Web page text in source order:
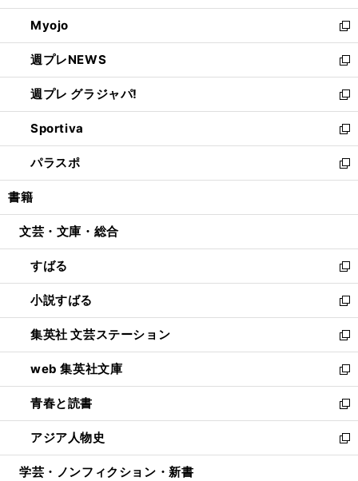
開
く
ウ
で
開
く
ン
ド
ウ
で
開
く
ウ
ィ
ン
ド
ウ
で
開
く
Myojo
新
し
い
ウ
ィ
ン
ド
ウ
で
開
週プレNEWS
新
し
い
ウ
ィ
ン
ド
ウ
開
週プレ グラジャパ!
新
し
い
ウ
ィ
ン
ウ
開
く
Sportiva
新
し
い
ウ
ン
ウ
で
開
く
パラスポ
新
し
ウ
ン
ド
ウ
で
開
く
書籍
文芸・文庫・総合
すばる
新
し
い
ウ
ィ
ン
ド
ウ
で
開
く
小説すばる
新
し
い
ウ
ィ
ン
ド
ウ
で
開
集英社 文芸ステーション
新
し
い
ウ
ィ
ン
ド
ウ
web 集英社文庫
新
し
い
ウ
ィ
ン
青春と読書
新
し
い
ウ
アジア人物史
新
し
学芸・ノンフィクション・新書